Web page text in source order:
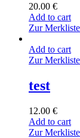
20.00 €
Add to cart
Zur
Add to cart
Zur
test
12.00 €
Add to cart
Zur